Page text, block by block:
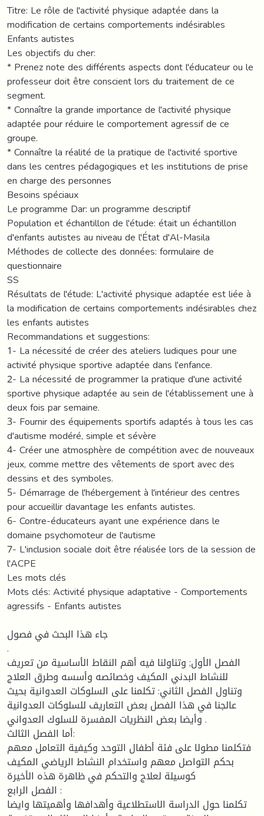
Titre: Le rôle de l'activité physique adaptée dans la
modification de certains comportements indésirables
Enfants autistes
Les objectifs du cher:
* Prenez note des différents aspects dont l'éducateur ou le
professeur doit être conscient lors du traitement de ce
segment.
* Connaître la grande importance de l'activité physique
adaptée pour réduire le comportement agressif de ce
groupe.
* Connaître la réalité de la pratique de l'activité sportive
dans les centres pédagogiques et les institutions de prise
en charge des personnes
Besoins spéciaux
Le programme Dar: un programme descriptif
Population et échantillon de l'étude: était un échantillon
d'enfants autistes au niveau de l'État d'Al-Masila
Méthodes de collecte des données: formulaire de
questionnaire
SS
Résultats de l'étude: L'activité physique adaptée est liée à
la modification de certains comportements indésirables chez
les enfants autistes
Recommandations et suggestions:
1- La nécessité de créer des ateliers ludiques pour une
activité physique sportive adaptée dans l'enfance.
2- La nécessité de programmer la pratique d'une activité
sportive physique adaptée au sein de l'établissement une à
deux fois par semaine.
3- Fournir des équipements sportifs adaptés à tous les cas
d'autisme modéré, simple et sévère
4- Créer une atmosphère de compétition avec de nouveaux
jeux, comme mettre des vêtements de sport avec des
dessins et des symboles.
5- Démarrage de l'hébergement à l'intérieur des centres
pour accueillir davantage les enfants autistes.
6- Contre-éducateurs ayant une expérience dans le
domaine psychomoteur de l'autisme
7- L'inclusion sociale doit être réalisée lors de la session de
l'ACPE
Les mots clés
Mots clés: Activité physique adaptative - Comportements
agressifs - Enfants autistes
جاء هذا البحث في فصول
.
الفصل الأول; وتناولنا فيه أهم النقاط الأساسية من تعريف
للنشاط البدني المكيف وخصائصه وأسسه وطرق العلاج
وتناول الفصل الثاني: تكلمنا على السلوكات العدوانية بحيث
عالجنا في هذا الفصل بعض التعاريف للسلوكات العدوانية
وأيضا بعض النظريات المفسرة للسلوك العدواني .
أما الفصل الثالث:
فتكلمنا مطولا على فئة أطفال التوحد وكيفية التعامل معهم
بحكم التواصل معهم واستخدام النشاط الرياضي المكيف
كوسيلة لعلاج والتحكم في ظاهرة هذه الأخيرة
الفصل الرابع :
تكلمنا حول الدراسة الاستطلاعية وأهدافها وأهميتها وايضا